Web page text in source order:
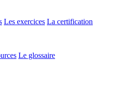
Les exercices La certification
Le glossaire